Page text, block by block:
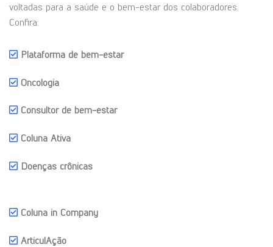
voltadas para a saúde e o bem-estar dos colaboradores.
Confira:
Plataforma de bem-estar
Oncologia
Consultor de bem-estar
Coluna Ativa
Doenças crônicas
Coluna in Company
ArticulAção